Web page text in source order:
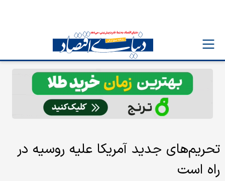
تحریم‌های جدید آمریکا علیه روسیه در
راه است